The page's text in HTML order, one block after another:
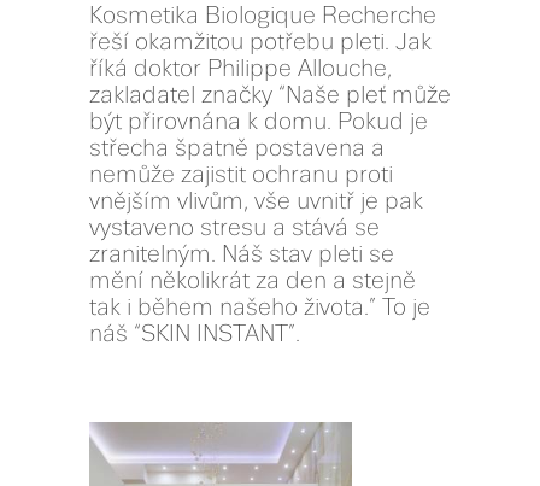
Kosmetika Biologique Recherche
řeší okamžitou potřebu pleti. Jak
říká doktor Philippe Allouche,
zakladatel značky “Naše pleť může
být přirovnána k domu. Pokud je
střecha špatně postavena a
nemůže zajistit ochranu proti
vnějším vlivům, vše uvnitř je pak
vystaveno stresu a stává se
zranitelným. Náš stav pleti se
mění několikrát za den a stejně
tak i během našeho života.” To je
náš “SKIN INSTANT”.